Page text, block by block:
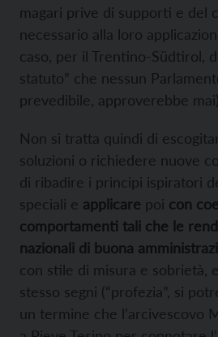
magari prive di supporti e del
necessario alla loro
caso, per il Trentino-Südtirol,
statuto” che nessun
prevedibile, approverebbe
Non si tratta quindi di
soluzioni o richiedere nuove
di ribadire i principi ispiratori
speciali e applicare poi con
comportamenti tali che le
nazionali di buona
con stile di misura e sobrietà,
stesso segni (“profezia”, si
un termine che l’arcivescovo